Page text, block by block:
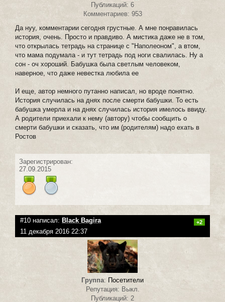
Публикаций: 6
Комментариев: 953
Да нуу, комментарии сегодня грустные. А мне понравилась
история, очень. Просто и правдиво. А мистика даже не в том,
что открылась тетрадь на странице с "Наполеоном", а втом,
что мама подумала - и тут тетрадь под ноги свалилась. Ну а
сон - оч хороший. Бабушка была светлым человеком,
наверное, что даже невестка любила ее
И еще, автор немного путанно написал, но вроде понятно.
История случилась на днях после смерти бабушки. То есть
бабушка умерла и на днях случилась история имелось ввиду.
А родители приехали к нему (автору) чтобы сообщить о
смерти бабушки и сказать, что им (родителям) надо ехать в
Ростов
Зарегистрирован:
27.09.2015
#10 написал: Black Bagira +2
11 декабря 2016 22:37
Группа: Посетители
Репутация: Выкл.
Публикаций: 2